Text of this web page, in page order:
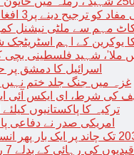
کو ترجیح دینے پر3 افغان کرکٹرز کیخلاف کارروائی
مہم سے ملٹی نیشنل
یوکرین کے اہم اسٹریٹجک
ملا’، شہید فلسطینی
اسرائیل کا دمشق پر
غزہ میں جنگ جلد ختم نہیں
کی شرط، ای ایکس آئی
ترکیہ کا پاکستانیوں
امریکی صدر نے دفاعی